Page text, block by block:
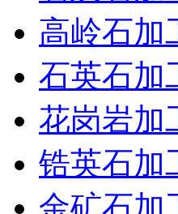
高岭石加
石英石加
花岗岩加
锆英石加